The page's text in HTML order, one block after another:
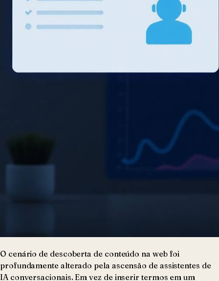
O cenário de descoberta de conteúdo na web foi
profundamente alterado pela ascensão de assistentes de
IA conversacionais. Em vez de inserir termos em um